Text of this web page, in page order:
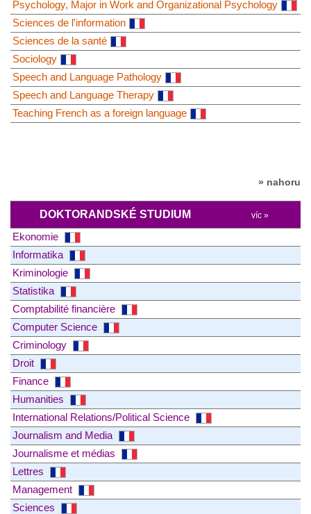
Psychology, Major in Work and Organizational Psychology
Sciences de l'information
Sciences de la santé
Sociology
Speech and Language Pathology
Speech and Language Therapy
Teaching French as a foreign language
» nahoru
DOKTORANDSKÉ STUDIUM víc »
Ekonomie
Informatika
Kriminologie
Statistika
Comptabilité financière
Computer Science
Criminology
Droit
Finance
Humanities
International Relations/Political Science
Journalism and Media
Journalisme et médias
Lettres
Management
Sciences